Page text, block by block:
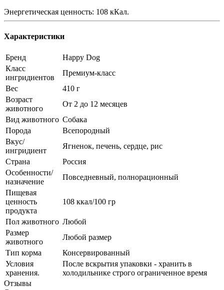
Энергетическая ценность: 108 кКал.
Характеристики
Бренд
Happy Dog
Класс
ингридиентов
Премиум-класс
Вес
410 г
Возраст
животного
От 2 до 12 месяцев
Вид животного Собака
Порода
Всепородный
Вкус/
ингридиент
Ягненок, печень, сердце, рис
Страна
Россия
Особенности/
назначение
Повседневный, полнорационный
Пищевая
ценность
продукта
108 ккал/100 гр
Пол животного Любой
Размер
животного
Любой размер
Тип корма
Консервированный
Условия
хранения.
После вскрытия упаковки - хранить в
холодильнике строго ограниченное время
Отзывы